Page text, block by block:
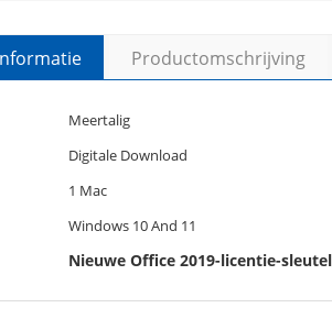
Productomschrijving
Meertalig
Digitale Download
1 Mac
Windows 10 And 11
Nieuwe Office 2019-licentie-sleutel